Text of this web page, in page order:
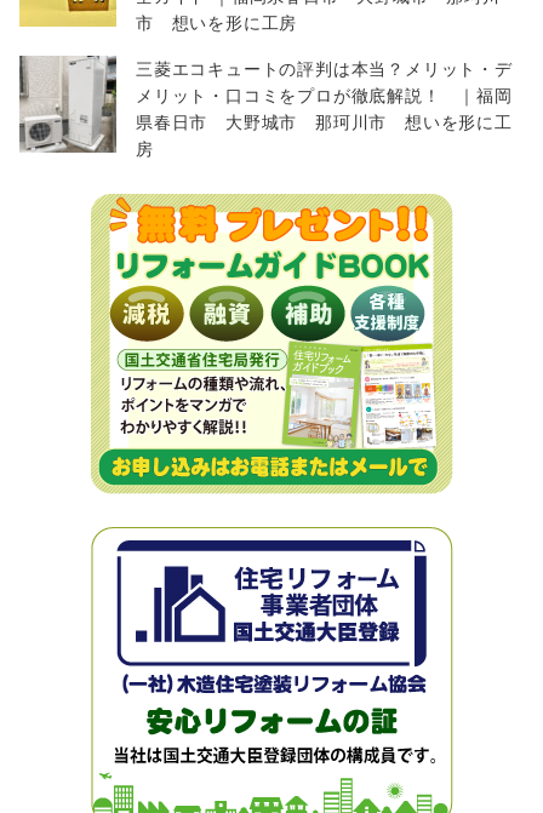
市 想いを形に工房
三菱エコキュートの評判は本当？メリット・デ
メリット・口コミをプロが徹底解説！ ｜福岡
県春日市 大野城市 那珂川市 想いを形に工
房